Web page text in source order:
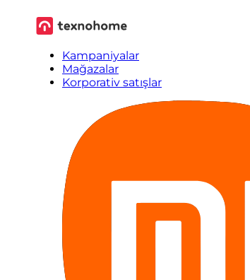
Kampaniyalar
Mağazalar
Korporativ satışlar